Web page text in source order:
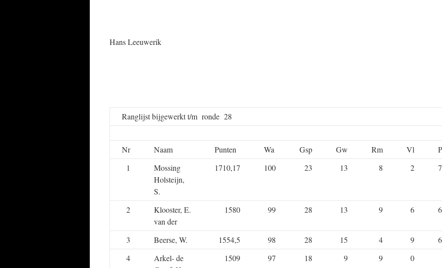
Hans Leeuwerik
Ranglijst bijgewerkt t/m ronde 28
Nr Naam Punten Wa Gsp Gw Rm Vl
1
Mossing
Holsteijn,
S.
1710,17 100 23 13 8 2
2
Klooster, E.
van der
1580 99 28 13 9 6
3 Beerse, W. 1554,5 98 28 15 4 9
4
Arkel- de
1509 97 18 9 9 0